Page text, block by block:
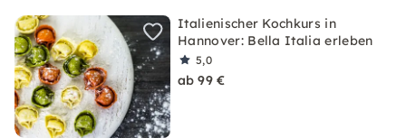
Italienischer Kochkurs in
Hannover: Bella Italia erleben
5,0
ab 99 €